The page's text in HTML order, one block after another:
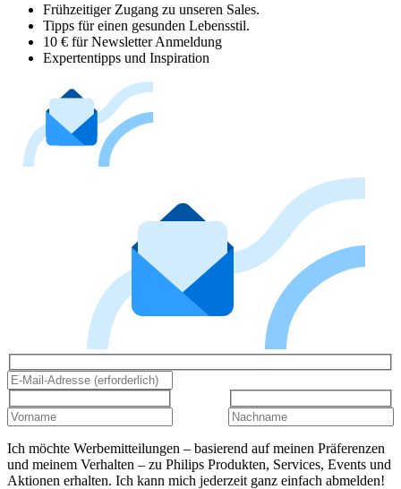
Frühzeitiger Zugang zu unseren Sales.
Tipps für einen gesunden Lebensstil.
10 € für Newsletter Anmeldung
Expertentipps und Inspiration
Ich möchte Werbemitteilungen – basierend auf meinen Präferenzen
und meinem Verhalten – zu Philips Produkten, Services, Events und
Aktionen erhalten. Ich kann mich jederzeit ganz einfach abmelden!